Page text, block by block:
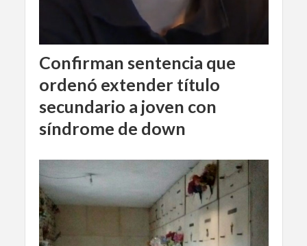
Confirman sentencia que
ordenó extender título
secundario a joven con
síndrome de down